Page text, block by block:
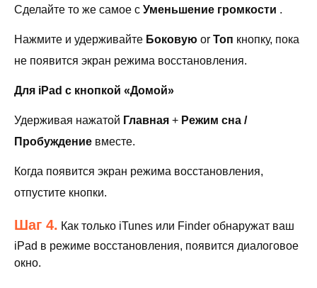
Сделайте то же самое с Уменьшение громкости .
Нажмите и удерживайте Боковую or Топ кнопку, пока
не появится экран режима восстановления.
Для iPad с кнопкой «Домой»
Удерживая нажатой Главная + Режим сна /
Пробуждение вместе.
Когда появится экран режима восстановления,
отпустите кнопки.
Шаг 4. Как только iTunes или Finder обнаружат ваш
iPad в режиме восстановления, появится диалоговое
окно.